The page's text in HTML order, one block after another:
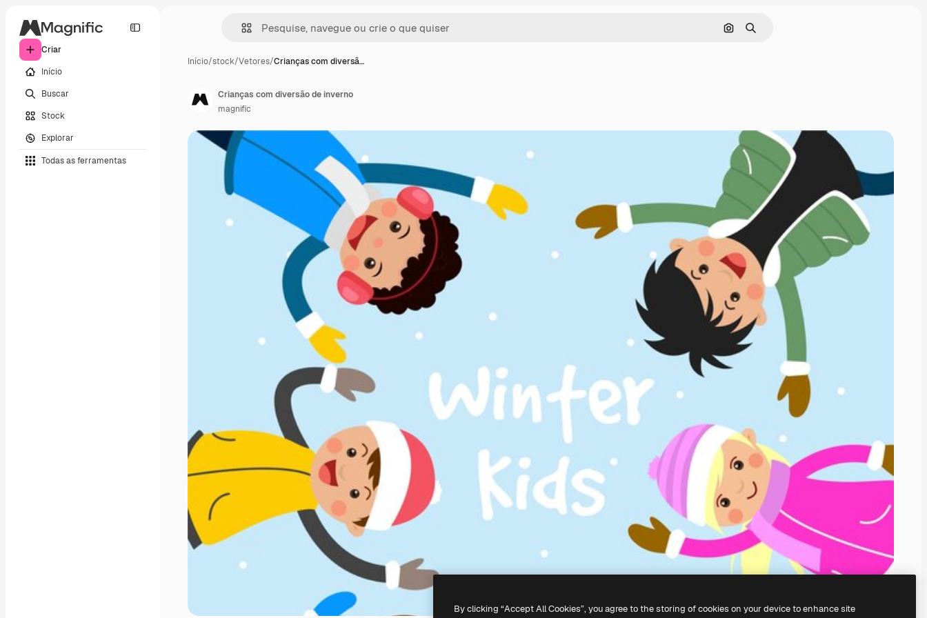
Criar
Início
Buscar
Stock
Explorar
Todas as ferramentas
Pesquisar por imagem
Buscar
Início/stock/Vetores/Crianças com diversã…
Crianças com diversão de inverno
magnific
By clicking “Accept All Cookies”, you agree to the storing of cookies on your device to enhance site